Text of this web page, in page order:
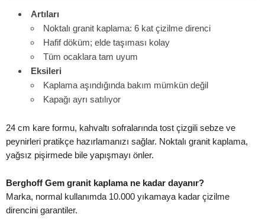
Artıları
Noktalı granit kaplama: 6 kat çizilme direnci
Hafif döküm; elde taşıması kolay
Tüm ocaklara tam uyum
Eksileri
Kaplama aşındığında bakım mümkün değil
Kapağı ayrı satılıyor
24 cm kare formu, kahvaltı sofralarında tost çizgili sebze ve
peynirleri pratikçe hazırlamanızı sağlar. Noktalı granit kaplama,
yağsız pişirmede bile yapışmayı önler.
Berghoff Gem granit kaplama ne kadar dayanır?
Marka, normal kullanımda 10.000 yıkamaya kadar çizilme
direncini garantiler.